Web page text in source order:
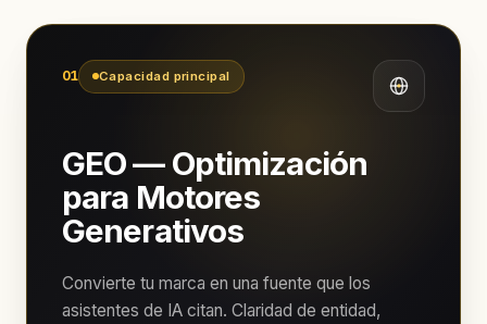
01 Capacidad principal
GEO — Optimización
para Motores
Generativos
Convierte tu marca en una fuente que los
asistentes de IA citan. Claridad de entidad,